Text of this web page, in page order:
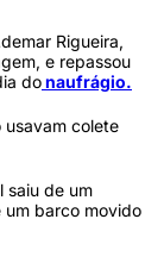
Rigueira,
e repassou
donaufrágio.
usavam colete
saiu de um
um barco movido